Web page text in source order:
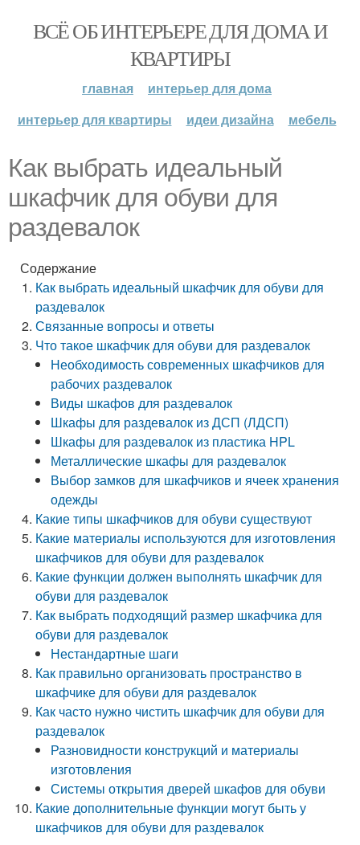
ВСЁ ОБ ИНТЕРЬЕРЕ ДЛЯ ДОМА И
КВАРТИРЫ
главная
интерьер для дома
интерьер для квартиры
идеи дизайна мебель
Как выбрать идеальный
шкафчик для обуви для
раздевалок
Содержание
Как выбрать идеальный шкафчик для обуви для
раздевалок
Связанные вопросы и ответы
Что такое шкафчик для обуви для раздевалок
Необходимость современных шкафчиков для
рабочих раздевалок
Виды шкафов для раздевалок
Шкафы для раздевалок из ДСП (ЛДСП)
Шкафы для раздевалок из пластика HPL
Металлические шкафы для раздевалок
Выбор замков для шкафчиков и ячеек хранения
одежды
Какие типы шкафчиков для обуви существуют
Какие материалы используются для изготовления
шкафчиков для обуви для раздевалок
Какие функции должен выполнять шкафчик для
обуви для раздевалок
Как выбрать подходящий размер шкафчика для
обуви для раздевалок
Нестандартные шаги
Как правильно организовать пространство в
шкафчике для обуви для раздевалок
Как часто нужно чистить шкафчик для обуви для
раздевалок
Разновидности конструкций и материалы
изготовления
Системы открытия дверей шкафов для обуви
Какие дополнительные функции могут быть у
шкафчиков для обуви для раздевалок